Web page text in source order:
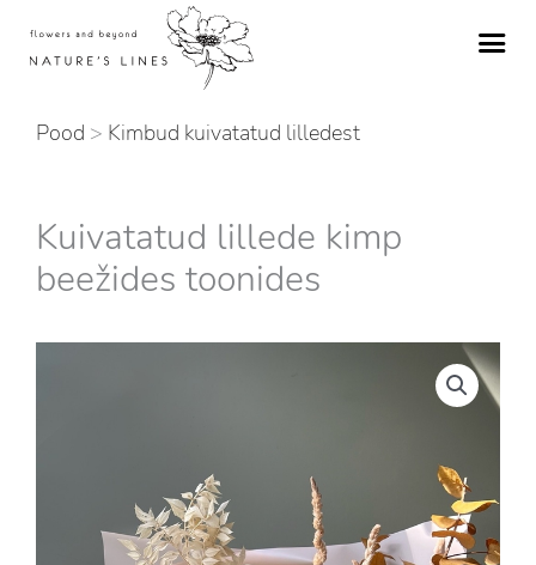
content
Pood > Kimbud kuivatatud lilledest
Kuivatatud lillede kimp
beežides toonides